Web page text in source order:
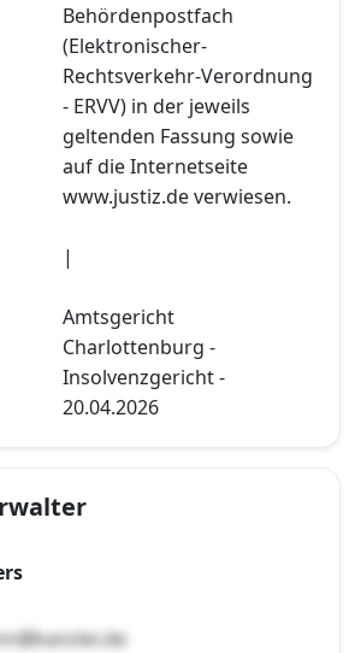
Behördenpostfach
(Elektronischer-
Rechtsverkehr-Verordnung
- ERVV) in der jeweils
geltenden Fassung sowie
auf die Internetseite
www.justiz.de verwiesen.
|
Amtsgericht
Charlottenburg -
Insolvenzgericht -
20.04.2026